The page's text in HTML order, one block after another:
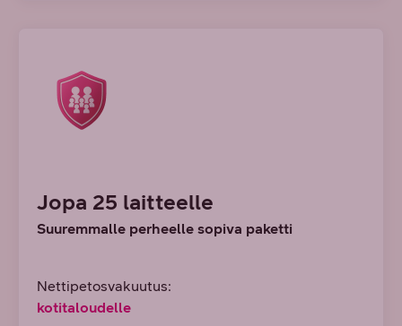
Jopa 25 laitteelle
Suuremmalle perheelle sopiva paketti
Nettipetosvakuutus:
kotitaloudelle